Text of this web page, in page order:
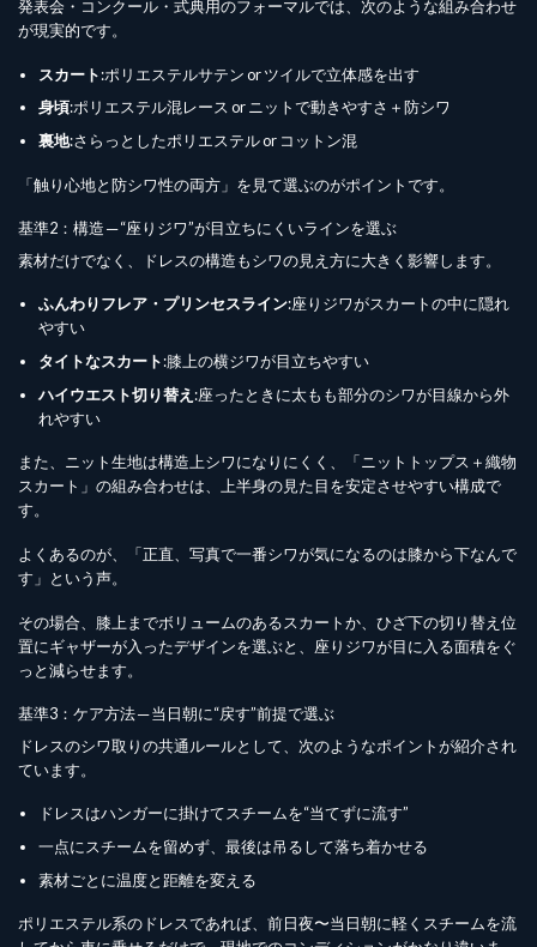
発表会・コンクール・式典用のフォーマルでは、次のような組み合わせ
が現実的です。
スカート:ポリエステルサテン or ツイルで立体感を出す
身頃:ポリエステル混レース or ニットで動きやすさ＋防シワ
裏地:さらっとしたポリエステル or コットン混
「触り心地と防シワ性の両方」を見て選ぶのがポイントです。
基準2：構造 ─ “座りジワ”が目立ちにくいラインを選ぶ
素材だけでなく、ドレスの構造もシワの見え方に大きく影響します。
ふんわりフレア・プリンセスライン:座りジワがスカートの中に隠れ
やすい
タイトなスカート:膝上の横ジワが目立ちやすい
ハイウエスト切り替え :座ったときに太もも部分のシワが目線から外
れやすい
また、ニット生地は構造上シワになりにくく、「ニットトップス＋織物
スカート」の組み合わせは、上半身の見た目を安定させやすい構成で
す。
よくあるのが、「正直、写真で一番シワが気になるのは膝から下なんで
す」という声。
その場合、膝上までボリュームのあるスカートか、ひざ下の切り替え位
置にギャザーが入ったデザインを選ぶと、座りジワが目に入る面積をぐ
っと減らせます。
基準3：ケア方法 ─ 当日朝に“戻す”前提で選ぶ
ドレスのシワ取りの共通ルールとして、次のようなポイントが紹介され
ています。
ドレスはハンガーに掛けてスチームを“当てずに流す”
一点にスチームを留めず、最後は吊るして落ち着かせる
素材ごとに温度と距離を変える
ポリエステル系のドレスであれば、前日夜〜当日朝に軽くスチームを流